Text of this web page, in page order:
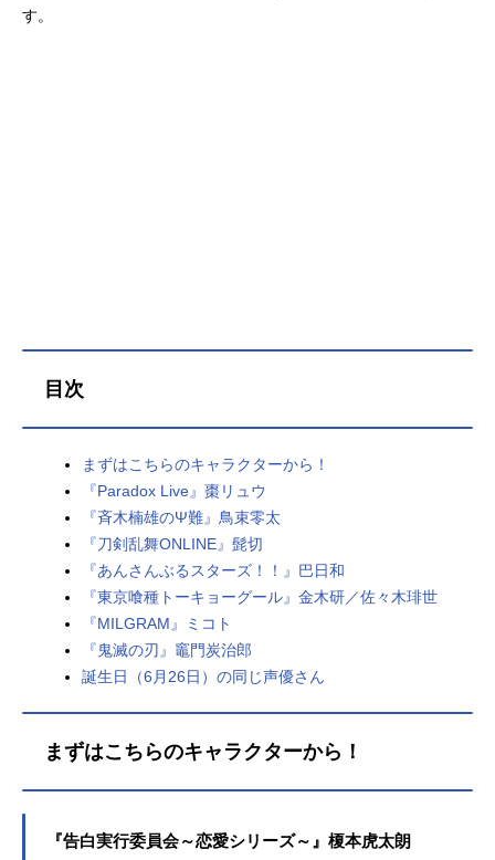
す。
目次
まずはこちらのキャラクターから！
『Paradox Live』棗リュウ
『斉木楠雄のΨ難』鳥束零太
『刀剣乱舞ONLINE』髭切
『あんさんぶるスターズ！！』巴日和
『東京喰種トーキョーグール』金木研／佐々木琲世
『MILGRAM』ミコト
『鬼滅の刃』竈門炭治郎
誕生日（6月26日）の同じ声優さん
まずはこちらのキャラクターから！
『告白実行委員会～恋愛シリーズ～』榎本虎太朗